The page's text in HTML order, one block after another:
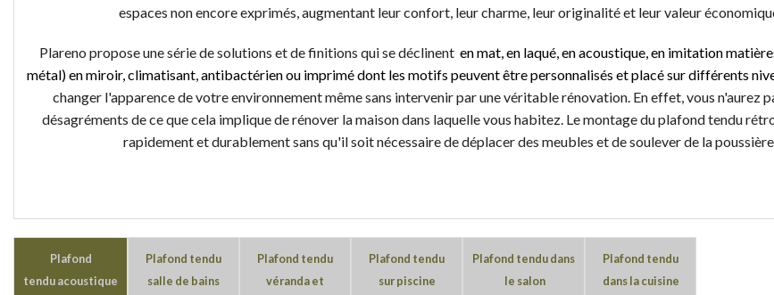
espaces non encore exprimés, augmentant leur confort, leur charme, leur originalité et leur valeur
Plareno propose une série de solutions et de finitions qui se déclinent en mat, en laqué, en acoustique, en imitation
métal) en miroir, climatisant, antibactérien ou imprimé dont les motifs peuvent être personnalisés et placé sur différents
changer l'apparence de votre environnement même sans intervenir par une véritable rénovation. En effet, vous n'aurez
désagréments de ce que cela implique de rénover la maison dans laquelle vous habitez. Le montage du plafond tendu
rapidement et durablement sans qu'il soit nécessaire de déplacer des meubles et de soulever de la
Plafond
tendu acoustique
Plafond tendu
salle de bains
Plafond tendu
véranda et
Plafond tendu
sur piscine
Plafond tendu dans
le salon
Plafond tendu
dans la cuisine